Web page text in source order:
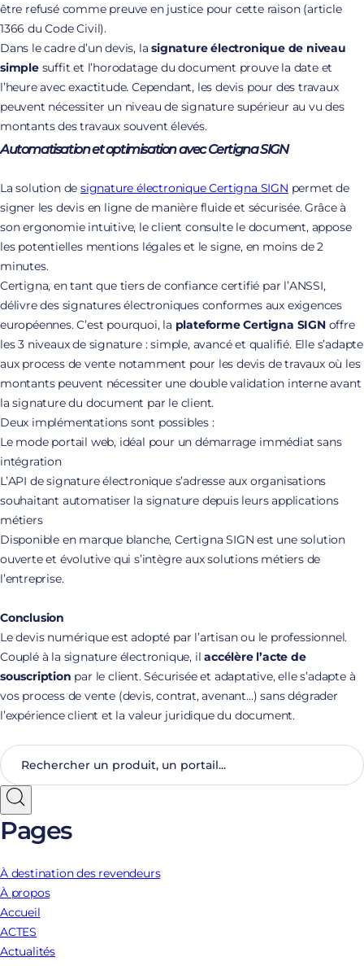
être refusé comme preuve en justice pour cette raison (article
1366 du Code Civil).
Dans le cadre d’un devis, lasignature électronique de niveau
simplesuffit et l’horodatage du document prouve la date et
l’heure avec exactitude. Cependant, les devis pour des travaux
peuvent nécessiter un niveau de signature supérieur au vu des
montants des travaux souvent élevés.
Automatisation et optimisation avec Certigna SIGN
La solution designature électronique Certigna SIGN permet de
signer les devis en ligne de manière fluide et sécurisée. Grâce à
son ergonomie intuitive, le client consulte le document, appose
les potentielles mentions légales et le signe, en moins de 2
minutes.
Certigna, en tant que tiers de confiance certifié par l’ANSSI,
délivre des signatures électroniques conformes aux exigences
européennes. C’est pourquoi, la plateforme Certigna SIGNoffre
les 3 niveaux de signature : simple, avancé et qualifié. Elle s’adapte
aux process de vente notamment pour les devis de travaux où les
montants peuvent nécessiter une double validation interne avant
la signature du document par le client.
Deux implémentations sont possibles :
Le mode portail web, idéal pour un démarrage immédiat sans
intégration
L’API de signature électronique s’adresse aux organisations
souhaitant automatiser la signature depuis leurs applications
métiers
Disponible en marque blanche, Certigna SIGN est une solution
ouverte et évolutive qui s’intègre aux solutions métiers de
l’entreprise.
Conclusion
Le devis numérique est adopté par l’artisan ou le professionnel.
Couplé à la signature électronique, ilaccélère l’acte de
souscription par le client. Sécurisée et adaptative, elle s’adapte à
vos process de vente (devis, contrat, avenant…) sans dégrader
l’expérience client et la valeur juridique du document.
Pages
À destination des revendeurs
À propos
Accueil
ACTES
Actualités